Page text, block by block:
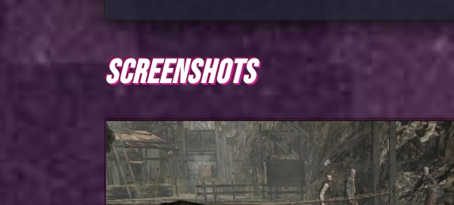
SCREENSHOTS